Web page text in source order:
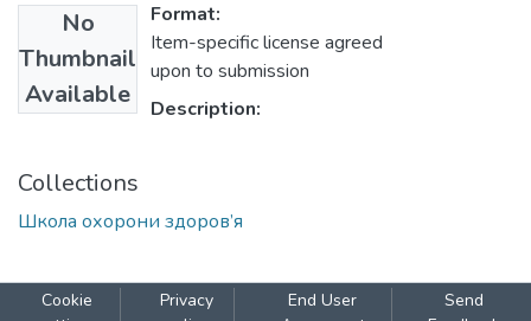
No
Thumbnail
Available
Format:
Item-specific license agreed
upon to submission
Description:
Collections
Школа охорони здоров’я
Cookie
Privacy
End User
Send